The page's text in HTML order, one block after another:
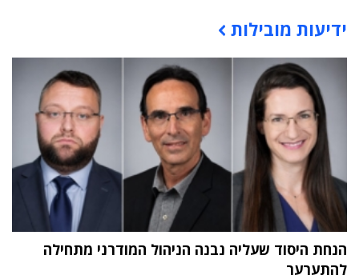
תוכן פרסומי
ידיעות מובילות
הנחת היסוד שעליה נבנה הניהול המודרני מתחילה
להתערער